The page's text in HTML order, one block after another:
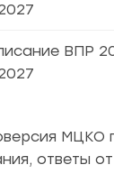
ВПР
МЦКО
ответы